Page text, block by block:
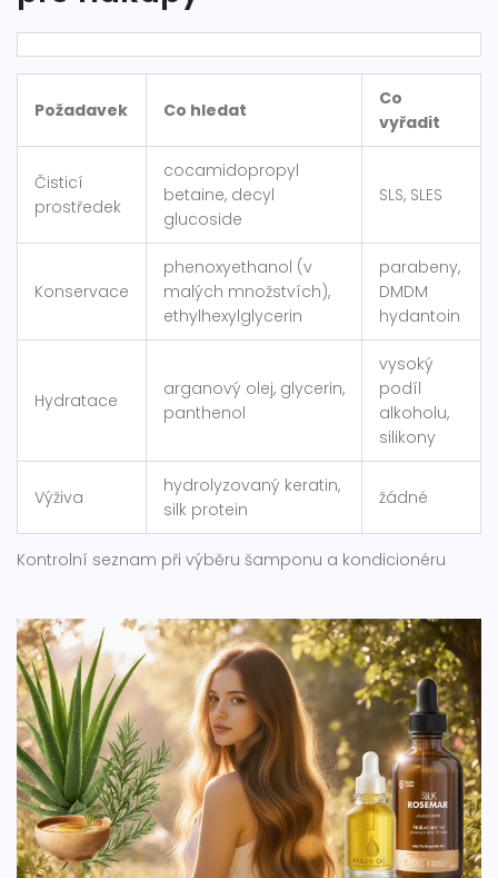
Kontrolní seznam při výběru šamponu a kondicionéru
Požadavek Co hledat
Co
vyřadit
Čisticí
prostředek
cocamidopropyl
betaine, decyl
glucoside
SLS, SLES
Konservace
phenoxyethanol (v
malých množstvích),
ethylhexylglycerin
parabeny,
DMDM
hydantoin
Hydratace
arganový olej, glycerin,
panthenol
vysoký
podíl
alkoholu,
silikony
Výživa
hydrolyzovaný keratin,
silk protein
žádné